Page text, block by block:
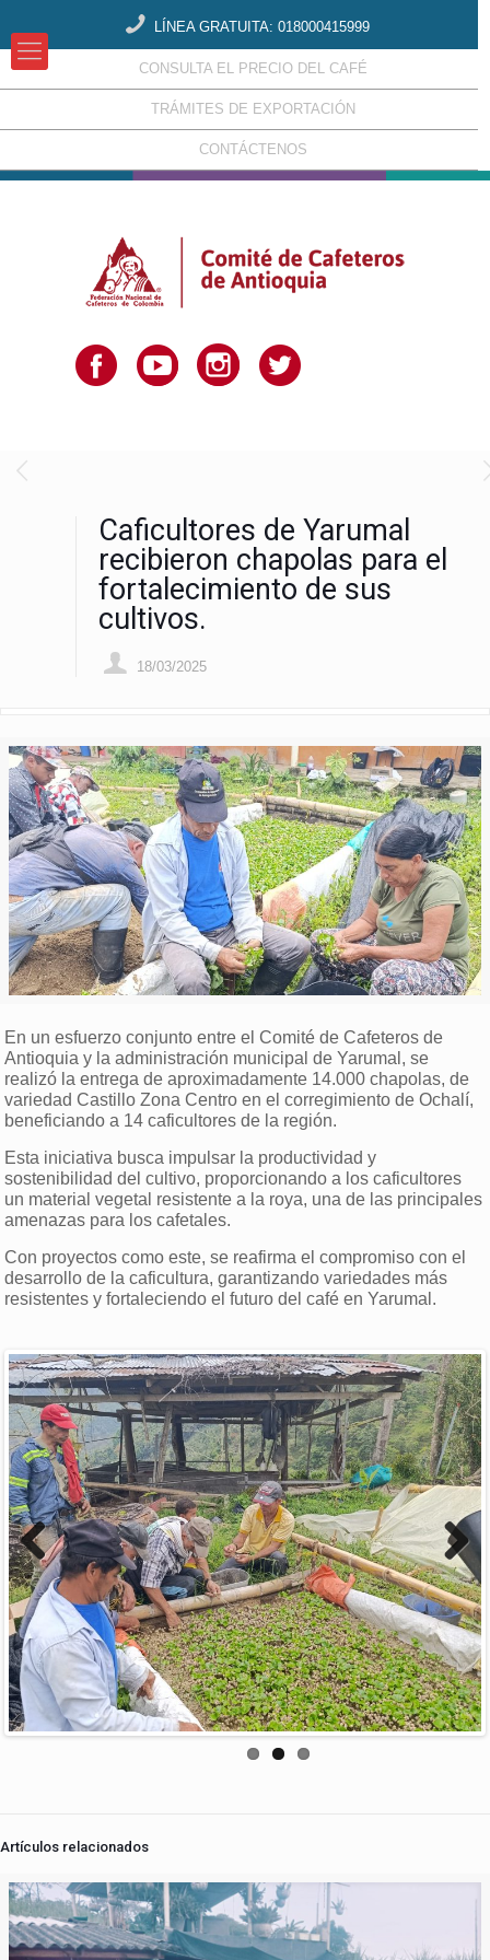
LÍNEA GRATUITA: 018000415999
CONSULTA EL PRECIO DEL CAFÉ
TRÁMITES DE EXPORTACIÓN
CONTÁCTENOS
Caficultores de Yarumal
recibieron chapolas para el
fortalecimiento de sus
cultivos.
18/03/2025
En un esfuerzo conjunto entre el Comité de Cafeteros de
Antioquia y la administración municipal de Yarumal, se
realizó la entrega de aproximadamente 14.000 chapolas, de
variedad Castillo Zona Centro en el corregimiento de Ochalí,
beneficiando a 14 caficultores de la región.
Esta iniciativa busca impulsar la productividad y
sostenibilidad del cultivo, proporcionando a los caficultores
un material vegetal resistente a la roya, una de las principales
amenazas para los cafetales.
Con proyectos como este, se reafirma el compromiso con el
desarrollo de la caficultura, garantizando variedades más
resistentes y fortaleciendo el futuro del café en Yarumal.
Previous Next
Artículos relacionados